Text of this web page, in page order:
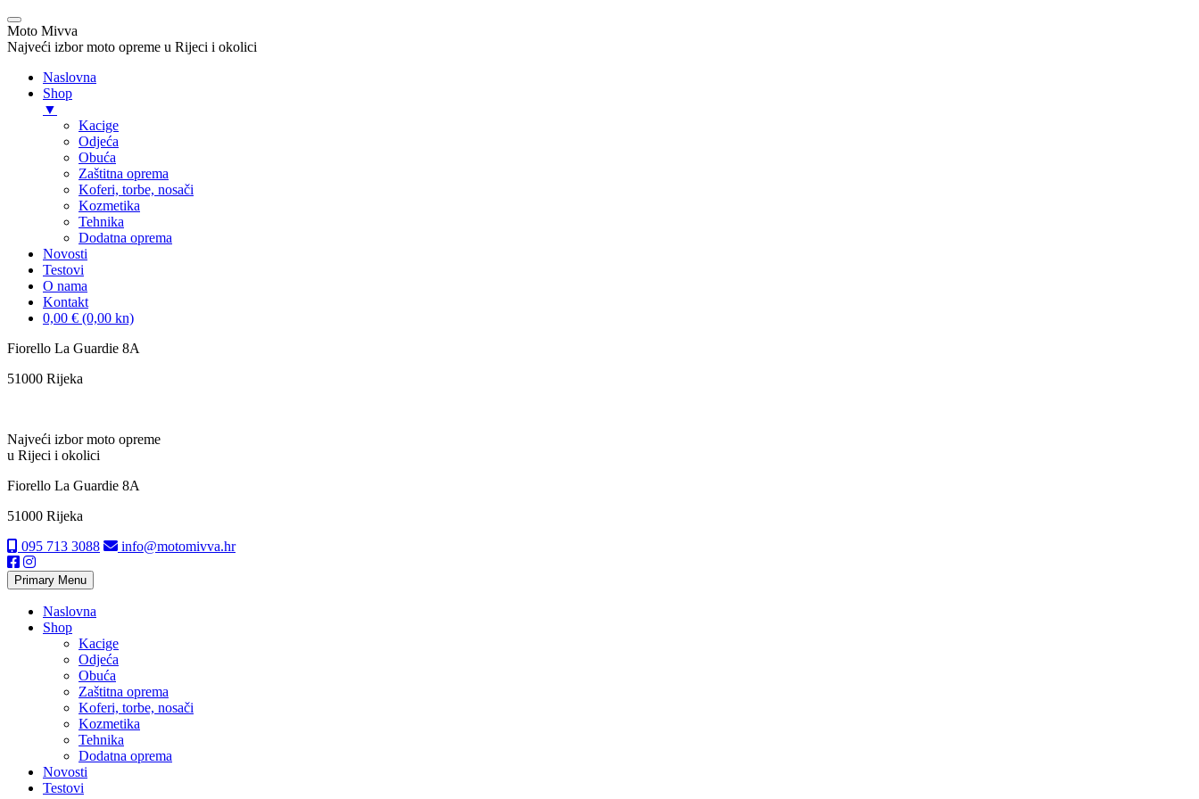
Moto Mivva
Najveći izbor moto opreme u Rijeci i okolici
Naslovna
Shop
▼
Kacige
Odjeća
Obuća
Zaštitna oprema
Koferi, torbe, nosači
Kozmetika
Tehnika
Dodatna oprema
Novosti
Testovi
O nama
Kontakt
0,00 € (0,00 kn)
Skip
content
Fiorello La Guardie 8A
51000 Rijeka
Najveći izbor moto opreme
u Rijeci i okolici
Fiorello La Guardie 8A
51000 Rijeka
095 713 3088
info@motomivva.hr
Primary Menu
Naslovna
Shop
Kacige
Odjeća
Obuća
Zaštitna oprema
Koferi, torbe, nosači
Kozmetika
Tehnika
Dodatna oprema
Novosti
Testovi